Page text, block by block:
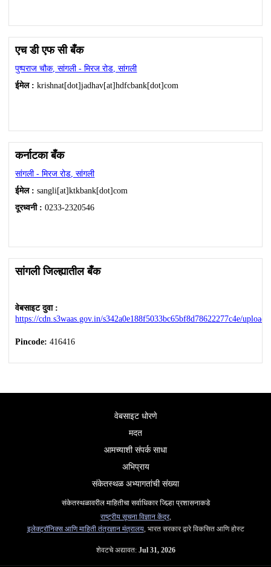
एच डी एफ सी बँक
पुष्पराज चौक, सांगली - मिरज रोड, सांगली
ईमेल : krishnat[dot]jadhav[at]hdfcbank[dot]com
कर्नाटका बँक
सांगली - मिरज रोड, सांगली
ईमेल : sangli[at]ktkbank[dot]com
दूरध्वनी : 0233-2320546
सांगली जिल्ह्यातील बँक
वेबसाइट दुवा :
https://cdn.s3waas.gov.in/s342a0e188f5033bc65bf8d78622277c4e/
Pincode: 416416
वेबसाइट धोरणे
मदत
आमच्याशी संपर्क साधा
अभिप्राय
संकेतस्थळ अभ्यागतांची संख्या
संकेतस्थळावरील माहितीचा सर्वाधिकार जिल्हा प्रशासनाकडे
राष्ट्रीय सूचना विज्ञान केंद्र,
इलेक्ट्रॉनिक्स आणि माहिती तंत्रज्ञान मंत्रालय, भारत सरकार द्वारे विकसित आणि होस्ट
शेवटचे अद्यावत: Jul 31, 2026